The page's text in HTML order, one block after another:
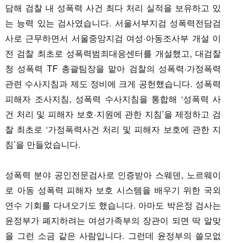
담해 검찰 내 성폭력 사건 최다 처리 실적을 보유하고 있
는 능력 있는 검사였습니다. 서울서부지검 성폭력전담검
사로 근무하면서 서울중앙지검 여성·아동조사부 개설 이
전 검찰 최초로 성폭력범죄대응센터를 개설했고, 대검찰
청 성폭력 TF 총괄팀장을 맡아 검찰의 성폭력·가정폭력
관련 수사지침과 제도 정비에 크게 공헌했습니다. 성폭력
피해자 조사지침, 성폭력 수사지침을 통합해 ‘성폭력 사
건 처리 및 피해자 보호·지원에 관한 지침’을 제정하고 검
찰 최초로 ‘가정폭력사건 처리 및 피해자 보호에 관한 지
침’을 만들었습니다.
성폭력 분야 공인전문검사로 인증받아 스웨덴, 노르웨이
로 아동 성폭력 피해자 보호 시스템을 배우기 위한 국외
연수 기회를 다녀오기도 했습니다. 아마도 박은정 검사는
윤정부가 폐지하려는 여성가족부의 장관이 되면 딱 알맞
을 그런 소금 같은 사람입니다. 그런데 윤정부의 쓸모없